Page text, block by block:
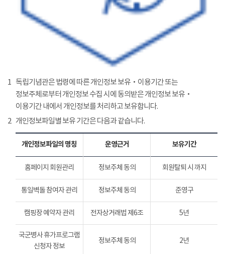
1 독립기념관은 법령에 따른 개인정보 보유‧이용기간 또는
정보주체로부터 개인정보 수집 시에 동의받은 개인정보 보유‧
이용기간 내에서 개인정보를 처리하고 보유합니다.
2 개인정보파일별 보유 기간은 다음과 같습니다.
개인정보파일의 명칭 운영근거 보유기간
홈페이지 회원관리 정보주체 동의 회원탈퇴 시 까지
통일벽돌 참여자 관리 정보주체 동의 준영구
캠핑장 예약자 관리 전자상거래법 제6조 5년
국군병사 휴가프로그램
신청자 정보
정보주체 동의 2년